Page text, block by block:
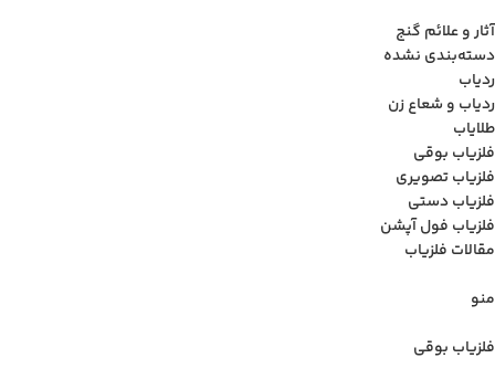
آثار و علائم گنج
دسته‌بندی نشده
ردیاب
ردیاب و شعاع زن
طلایاب
فلزیاب بوقی
فلزیاب تصویری
فلزیاب دستی
فلزیاب فول آپشن
مقالات فلزیاب
منو
فلزیاب بوقی